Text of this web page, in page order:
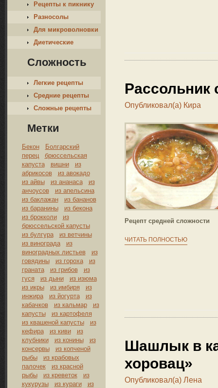
Рецепты к пикнику
Разносолы
Для микроволновки
Диетические
Сложность
Легкие рецепты
Средние рецепты
Сложные рецепты
Метки
Бекон
Болгарский
перец
брюссельская
капуста
вишни
из
абрикосов
из авокадо
из айвы
из ананаса
из
анчоусов
из апельсина
из баклажан
из бананов
из баранины
из бекона
из брокколи
из
брюссельской капусты
из булгура
из ветчины
из винограда
из
виноградных листьев
из
говядины
из гороха
из
граната
из грибов
из
гуся
из дыни
из изюма
из икры
из имбиря
из
инжира
из йогурта
из
кабачков
из кальмар
из
капусты
из картофеля
из квашеной капусты
из
кефира
из киви
из
клубники
из конины
из
консервы
из копченой
рыбы
из крабовых
палочек
из красной
рыбы
из креветок
из
кукурузы
из кураги
из
Опубликовал(а) Кира
Рецепт средней сложности
ЧИТАТЬ ПОЛНОСТЬЮ
Шашлык в
хоровац»
Опубликовал(а) Лена